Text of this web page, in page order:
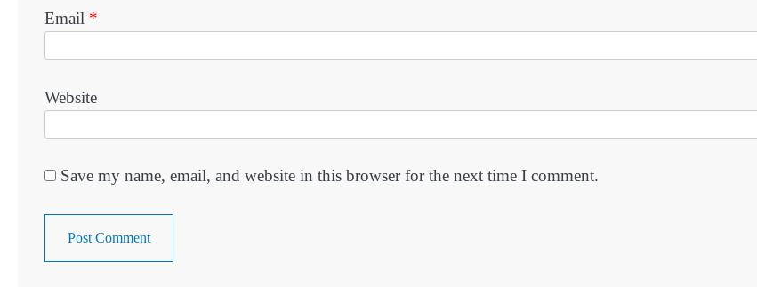
Email *
Website
Save my name, email, and website in this browser for the next time I comment.